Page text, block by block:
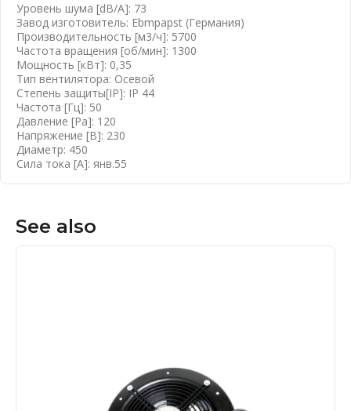
Уровень шума [dB/A]: 73
Завод изготовитель: Ebmpapst (Германия)
Производительность [м3/ч]: 5700
Частота вращения [об/мин]: 1300
Мощность [кВт]: 0,35
Тип вентилятора: Осевой
Степень защиты[IP]: IP 44
Частота [Гц]: 50
Давление [Pa]: 120
Напряжение [B]: 230
Диаметр: 450
Сила тока [А]: янв.55
See also